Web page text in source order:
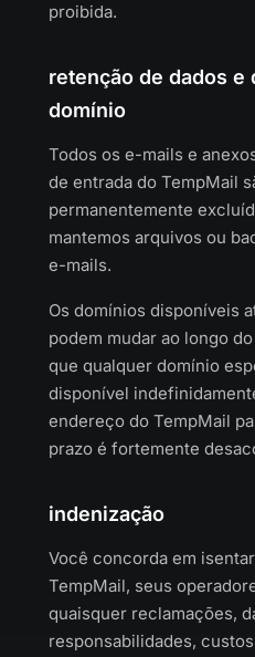
proibida.
retenção de dados e
domínio
Todos os e-mails e
de entrada do TempMail
permanentemente
mantemos arquivos ou
e-mails.
Os domínios disponíveis
podem mudar ao longo
que qualquer domínio
disponível
endereço do TempMail
prazo é fortemente
indenização
Você concorda em
TempMail, seus
quaisquer reclamações,
responsabilidades,